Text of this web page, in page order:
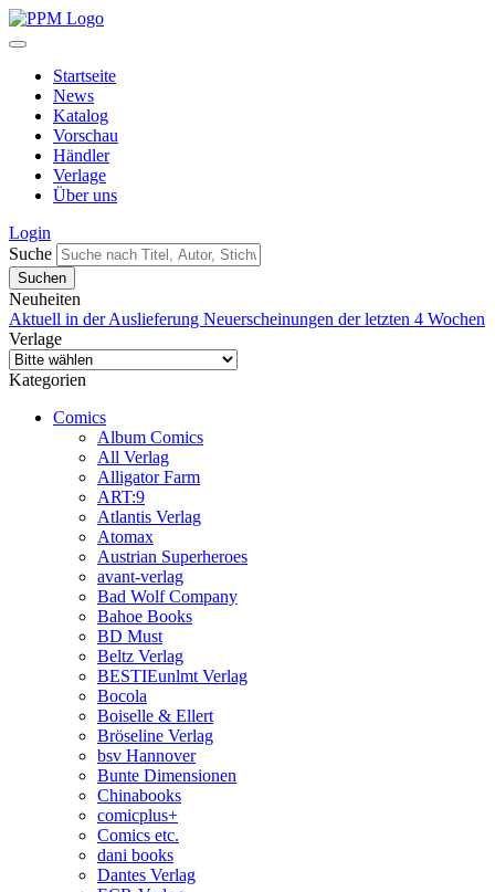
Startseite
News
Katalog
Vorschau
Händler
Verlage
Über uns
Login
Suche
Neuheiten
Aktuell in der Auslieferung Neuerscheinungen der letzten 4 Wochen
Verlage
Kategorien
Comics
Album Comics
All Verlag
Alligator Farm
ART:9
Atlantis Verlag
Atomax
Austrian Superheroes
avant-verlag
Bad Wolf Company
Bahoe Books
BD Must
Beltz Verlag
BESTIEunlmt Verlag
Bocola
Boiselle & Ellert
Bröseline Verlag
bsv Hannover
Bunte Dimensionen
Chinabooks
comicplus+
Comics etc.
dani books
Dantes Verlag